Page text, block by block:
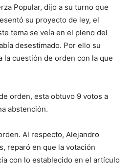
Popular, dijo a su turno que
su proyecto de ley, el
tema se veía en el pleno del
desestimado. Por ello su
la cuestión de orden con la que
orden, esta obtuvo 9 votos a
abstención.
Al respecto, Alejandro
reparó en que la votación
con lo establecido en el artículo